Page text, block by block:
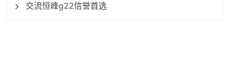
交流恒峰g22信誉首选